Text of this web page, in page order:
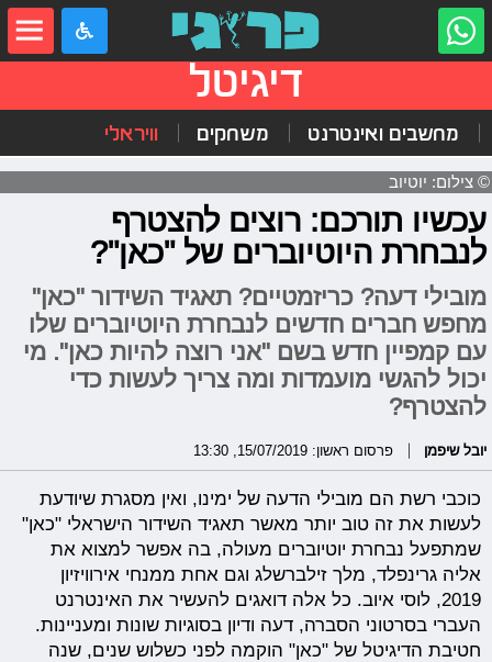
דיגיטל
מחשבים ואינטרנט משחקים וויראלי
© צילום: יוטיוב
עכשיו תורכם: רוצים להצטרף
לנבחרת היוטיוברים של "כאן"?
מובילי דעה? כריזמטיים? תאגיד השידור "כאן"
מחפש חברים חדשים לנבחרת היוטיוברים שלו
עם קמפיין חדש בשם "אני רוצה להיות כאן". מי
יכול להגשי מועמדות ומה צריך לעשות כדי
להצטרף?
יובל שיפמן פרסום ראשון: 15/07/2019, 13:30
כוכבי רשת הם מובילי הדעה של ימינו, ואין מסגרת שיודעת
לעשות את זה טוב יותר מאשר תאגיד השידור הישראלי "כאן"
שמתפעל נבחרת יוטיוברים מעולה, בה אפשר למצוא את
אליה גרינפלד, מלך זילברשלג וגם אחת ממנחי אירוויזיון
2019, לוסי איוב. כל אלה דואגים להעשיר את האינטרנט
העברי בסרטוני הסברה, דעה ודיון בסוגיות שונות ומעניינות.
חטיבת הדיגיטל של "כאן" הוקמה לפני כשלוש שנים, שנה